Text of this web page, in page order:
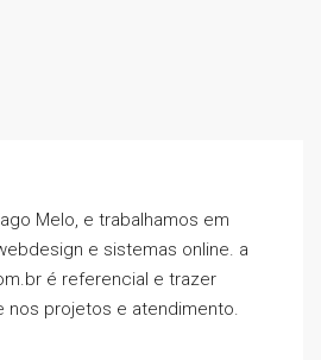
Melo, e trabalhamos em
e sistemas online. a
é referencial e trazer
nos projetos e atendimento.